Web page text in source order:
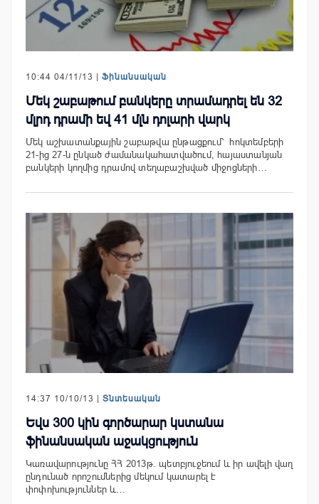
10:44 04/11/13 | Ֆինանսական
Մեկ շաբաթում բանկերը տրամադրել են 32
մլրդ դրամի եվ 41 մլն դոլարի վարկ
Մեկ աշխատանքային շաբաթվա ընթացքում՝ հոկտեմբերի
21-ից 27-ն ընկած ժամանակահատվածում, հայաստանյան
բանկերի կողմից դրամով տեղաբաշխված միջոցների…
14:37 10/10/13 | Տնտեսական
Եվս 300 կին գործարար կստանա
ֆինանսական աջակցություն
Կառավարությունը ՀՀ 2013թ. պետբյուջեում և իր ավելի վաղ
ընդունած որոշումներից մեկում կատարել է
փոփոխություններ և…